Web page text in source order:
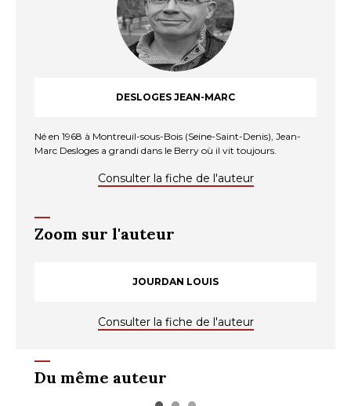
DESLOGES JEAN-MARC
Né en 1968 à Montreuil-sous-Bois (Seine-Saint-Denis), Jean-
Marc Desloges a grandi dans le Berry où il vit toujours.
Consulter la fiche de l'auteur
Zoom sur l'auteur
JOURDAN LOUIS
Consulter la fiche de l'auteur
Du même auteur